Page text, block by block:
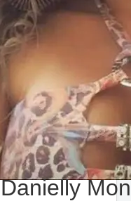
Danielly